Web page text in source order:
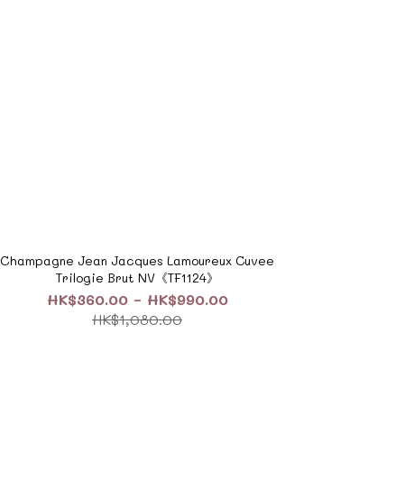
Champagne Jean Jacques Lamoureux Cuvee
Trilogie Brut NV《TF1124》
HK$360.00 ~ HK$990.00
HK$1,080.00